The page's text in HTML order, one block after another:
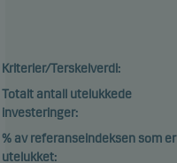
Kriterier/Terskelverdi:
Totalt antall utelukkede
investeringer:
% av referanseindeksen som er
utelukket: